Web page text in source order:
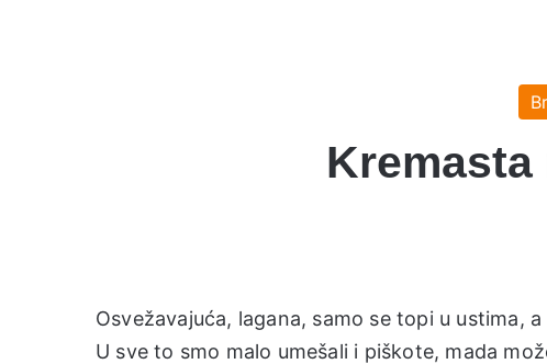
Kremasta
Osvežavajuća, lagana, samo se topi u ustima,
U sve to smo malo umešali i piškote, mada